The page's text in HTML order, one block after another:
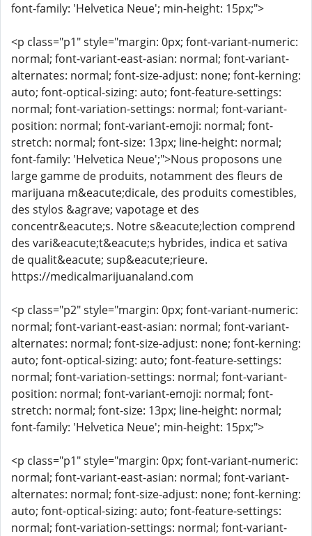
font-family: 'Helvetica Neue'; min-height: 15px;">
<p class="p1" style="margin: 0px; font-variant-numeric:
normal; font-variant-east-asian: normal; font-variant-
alternates: normal; font-size-adjust: none; font-kerning:
auto; font-optical-sizing: auto; font-feature-settings:
normal; font-variation-settings: normal; font-variant-
position: normal; font-variant-emoji: normal; font-
stretch: normal; font-size: 13px; line-height: normal;
font-family: 'Helvetica Neue';">Nous proposons une
large gamme de produits, notamment des fleurs de
marijuana m&eacute;dicale, des produits comestibles,
des stylos &agrave; vapotage et des
concentr&eacute;s. Notre s&eacute;lection comprend
des vari&eacute;t&eacute;s hybrides, indica et sativa
de qualit&eacute; sup&eacute;rieure.
https://medicalmarijuanaland.com
<p class="p2" style="margin: 0px; font-variant-numeric:
normal; font-variant-east-asian: normal; font-variant-
alternates: normal; font-size-adjust: none; font-kerning:
auto; font-optical-sizing: auto; font-feature-settings:
normal; font-variation-settings: normal; font-variant-
position: normal; font-variant-emoji: normal; font-
stretch: normal; font-size: 13px; line-height: normal;
font-family: 'Helvetica Neue'; min-height: 15px;">
<p class="p1" style="margin: 0px; font-variant-numeric:
normal; font-variant-east-asian: normal; font-variant-
alternates: normal; font-size-adjust: none; font-kerning:
auto; font-optical-sizing: auto; font-feature-settings:
normal; font-variation-settings: normal; font-variant-